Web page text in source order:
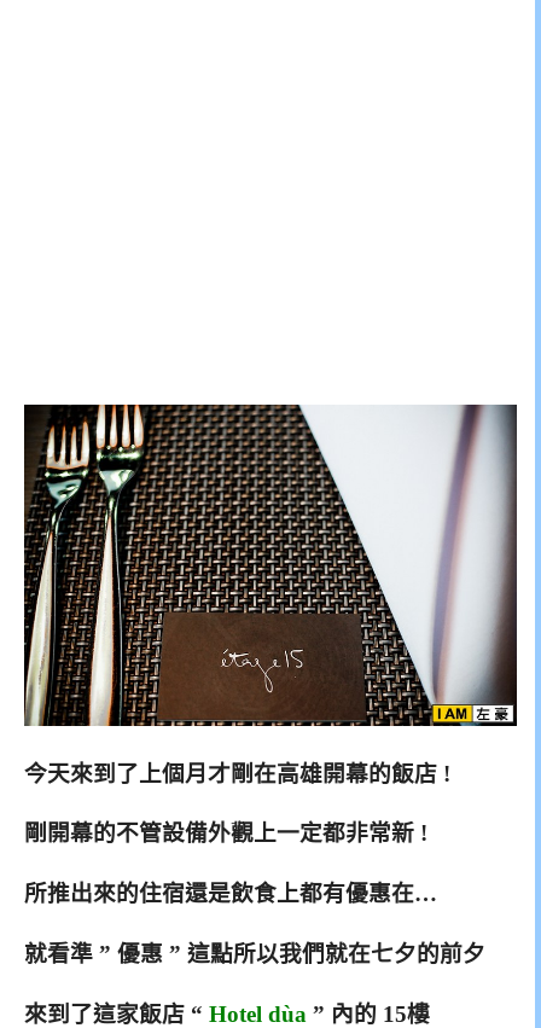
今天來到了上個月才剛在高雄開幕的飯店 !
剛開幕的不管設備外觀上一定都非常新 !
所推出來的住宿還是飲食上都有優惠在…
就看準 ” 優惠 ” 這點所以我們就在七夕的前夕
來到了這家飯店 “ Hotel dùa ” 內的 15樓